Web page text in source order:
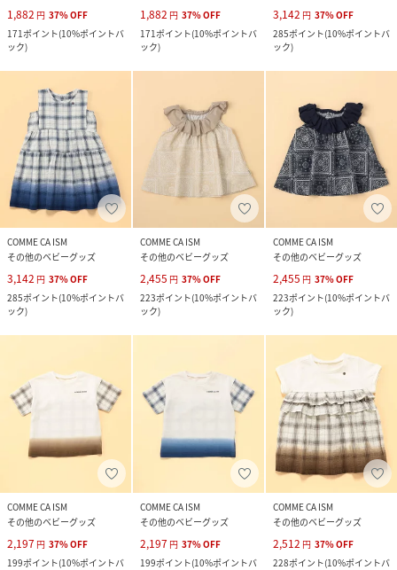
1,882 円 37%OFF
171ポイント(10%ポイントバ
ック)
1,882 円 37%OFF
171ポイント(10%ポイントバ
ック)
3,142 円 37%OFF
285ポイント(10%ポイントバ
ック)
COMME CA ISM
その他のベビーグッズ
3,142 円 37%OFF
285ポイント(10%ポイントバ
ック)
COMME CA ISM
その他のベビーグッズ
2,455 円 37%OFF
223ポイント(10%ポイントバ
ック)
COMME CA ISM
その他のベビーグッズ
2,455 円 37%OFF
223ポイント(10%ポイントバ
ック)
COMME CA ISM
その他のベビーグッズ
2,197 円 37%OFF
199ポイント(10%ポイントバ
COMME CA ISM
その他のベビーグッズ
2,197 円 37%OFF
199ポイント(10%ポイントバ
COMME CA ISM
その他のベビーグッズ
2,512 円 37%OFF
228ポイント(10%ポイントバ